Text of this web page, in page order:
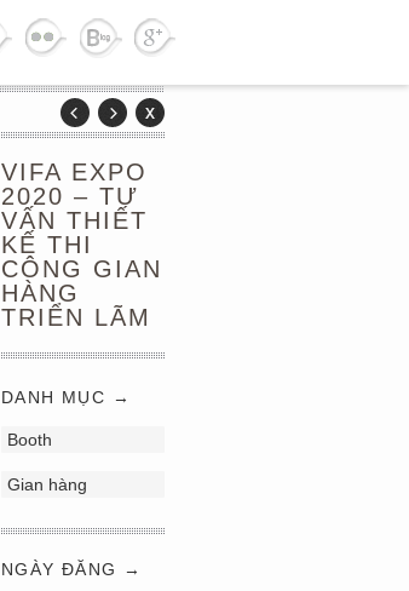
VIFA EXPO
2020 – TƯ
VẤN THIẾT
KẾ THI
CÔNG GIAN
HÀNG
TRIỂN LÃM
DANH MỤC →
Booth
Gian hàng
NGÀY ĐĂNG →